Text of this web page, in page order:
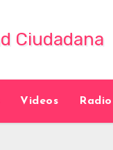
Videos